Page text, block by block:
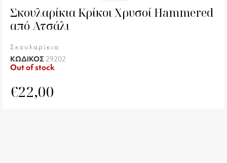
Σκουλαρίκια Κρίκοι Χρυσοί Hammered
από Ατσάλι
Σκουλαρίκια
ΚΩΔΙΚΟΣ 29202
Out of stock
€22,00